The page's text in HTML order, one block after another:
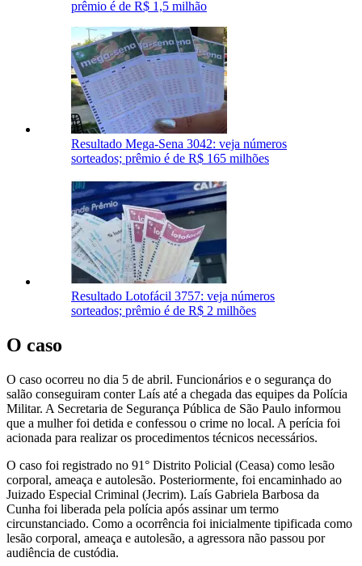
prêmio é de R$ 1,5 milhão
Resultado Mega-Sena 3042: veja números
sorteados; prêmio é de R$ 165 milhões
Resultado Lotofácil 3757: veja números
sorteados; prêmio é de R$ 2 milhões
O caso
O caso ocorreu no dia 5 de abril. Funcionários e o segurança do
salão conseguiram conter Laís até a chegada das equipes da Polícia
Militar. A Secretaria de Segurança Pública de São Paulo informou
que a mulher foi detida e confessou o crime no local. A perícia foi
acionada para realizar os procedimentos técnicos necessários.
O caso foi registrado no 91° Distrito Policial (Ceasa) como lesão
corporal, ameaça e autolesão. Posteriormente, foi encaminhado ao
Juizado Especial Criminal (Jecrim). Laís Gabriela Barbosa da
Cunha foi liberada pela polícia após assinar um termo
circunstanciado. Como a ocorrência foi inicialmente tipificada como
lesão corporal, ameaça e autolesão, a agressora não passou por
audiência de custódia.